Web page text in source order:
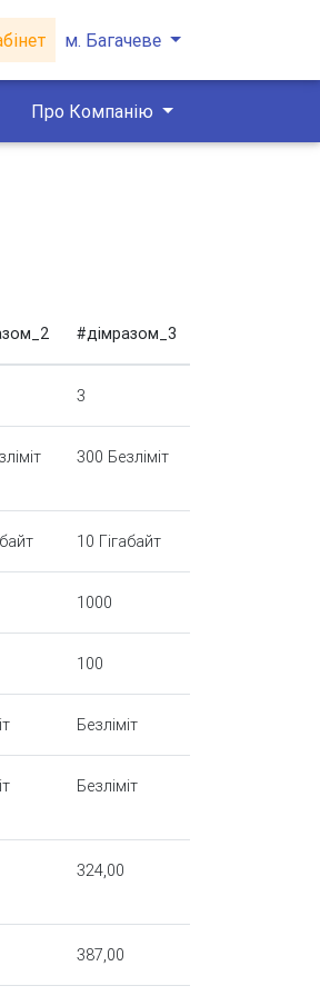
м. Багачеве
Про Компанію
#дімразом_3
3
300 Безліміт
10 Гігабайт
1000
100
Безліміт
Безліміт
324,00
387,00